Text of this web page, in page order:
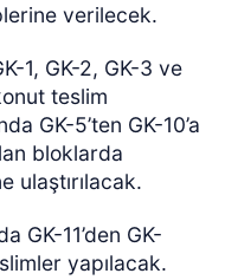
verilecek.
1, GK-2, GK-3 ve
teslim
GK-5’ten GK-10’a
bloklarda
ulaştırılacak.
GK-11’den GK-
yapılacak.